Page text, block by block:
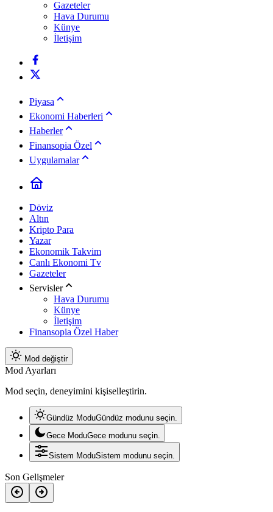
Gazeteler
Hava Durumu
Künye
İletişim
Piyasa
Ekonomi Haberleri
Haberler
Finansopia Özel
Uygulamalar
Döviz
Altın
Kripto Para
Yazar
Ekonomik Takvim
Canlı Ekonomi Tv
Gazeteler
Servisler
Hava Durumu
Künye
İletişim
Finansopia Özel Haber
Mod değiştir
Mod Ayarları
Mod seçin, deneyimini kişiselleştirin.
Gündüz ModuGündüz modunu seçin.
Gece ModuGece modunu seçin.
Sistem ModuSistem modunu seçin.
Son Gelişmeler